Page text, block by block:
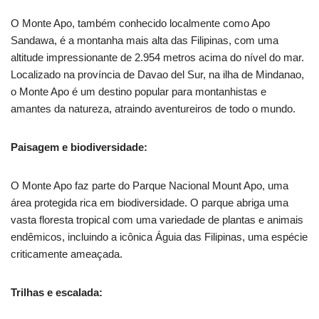
O Monte Apo, também conhecido localmente como Apo
Sandawa, é a montanha mais alta das Filipinas, com uma
altitude impressionante de 2.954 metros acima do nível do mar.
Localizado na província de Davao del Sur, na ilha de Mindanao,
o Monte Apo é um destino popular para montanhistas e
amantes da natureza, atraindo aventureiros de todo o mundo.
Paisagem e biodiversidade:
O Monte Apo faz parte do Parque Nacional Mount Apo, uma
área protegida rica em biodiversidade. O parque abriga uma
vasta floresta tropical com uma variedade de plantas e animais
endêmicos, incluindo a icônica Águia das Filipinas, uma espécie
criticamente ameaçada.
Trilhas e escalada: